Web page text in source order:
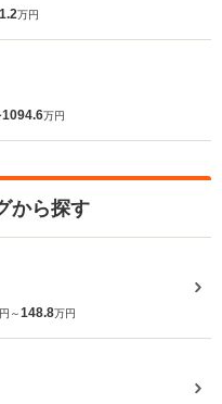
万円
1094.6万円
から探す
～148.8万円